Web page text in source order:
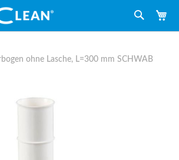
Suche
ohne Lasche, L=300 mm SCHWAB